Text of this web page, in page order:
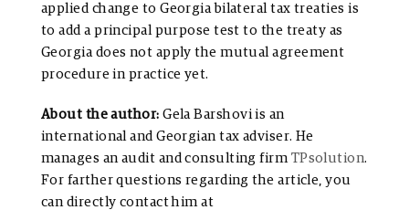
applied change to Georgia bilateral tax treaties is
to add a principal purpose test to the treaty as
Georgia does not apply the mutual agreement
procedure in practice yet.
About the author: Gela Barshovi is an
international and Georgian tax adviser. He
manages an audit and consulting firm TPsolution.
For farther questions regarding the article, you
can directly contact him at